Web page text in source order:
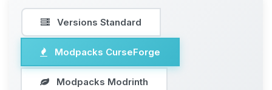
Versions Standard
Modpacks CurseForge
Modpacks Modrinth